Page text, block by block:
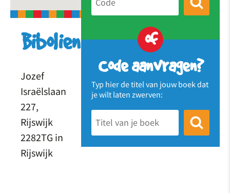
of
Code aanvragen?
Typ hier de titel van jouw boek dat
je wilt laten zwerven:
Bibolien
Jozef
Israëlslaan
227,
Rijswijk
2282TG in
Rijswijk